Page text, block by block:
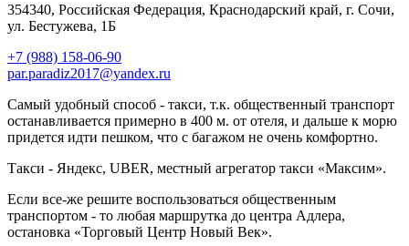
354340, Российская Федерация, Краснодарский край, г. Сочи,
ул. Бестужева, 1Б
+7 (988) 158-06-90
par.paradiz2017@yandex.ru
Самый удобный способ - такси, т.к. общественный транспорт
останавливается примерно в 400 м. от отеля, и дальше к морю
придется идти пешком, что с багажом не очень комфортно.
Такси - Яндекс, UBER, местный агрегатор такси «Максим».
Если все-же решите воспользоваться общественным
транспортом - то любая маршрутка до центра Адлера,
остановка «Торговый Центр Новый Век».